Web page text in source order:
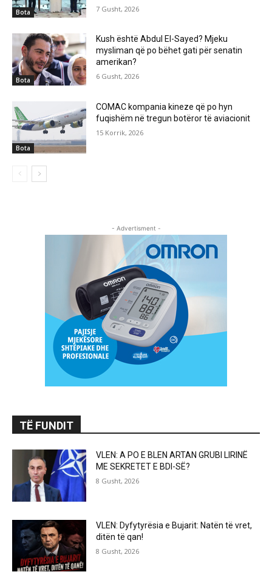
Bota 7 Gusht, 2026
Bota
Kush është Abdul El-Sayed? Mjeku
mysliman që po bëhet gati për senatin
amerikan?
6 Gusht, 2026
Bota
COMAC kompania kineze që po hyn
fuqishëm në tregun botëror të aviacionit
15 Korrik, 2026
- Advertisment -
TË FUNDIT
VLEN: A PO E BLEN ARTAN GRUBI LIRINË
ME SEKRETET E BDI-SË?
8 Gusht, 2026
VLEN: Dyfytyrësia e Bujarit: Natën të vret,
ditën të qan!
8 Gusht, 2026